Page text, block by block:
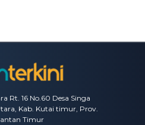
Rt. 16 No.60 Desa Singa
Kab. Kutai timur, Prov.
Timur